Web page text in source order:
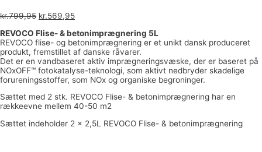
kr.799,95 kr.569,95
REVOCO Flise- & betonimprægnering 5L
REVOCO flise- og betonimprægnering er et unikt dansk produceret
produkt, fremstillet af danske råvarer.
Det er en vandbaseret aktiv imprægneringsvæske, der er baseret på
NOx­OFF™ fotokatalyse-teknologi, som aktivt nedbryder skadelige
forureningsstoffer, som NOx og organiske begroninger.
Sættet med 2 stk. REVOCO Flise- & betonimprægnering har en
rækkeevne mellem 40-50 m2
Sættet indeholder 2 x 2,5L REVOCO Flise- & betonimprægnering